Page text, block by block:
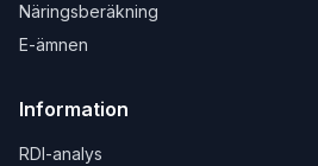
Näringsberäkning
E-ämnen
Information
RDI-analys